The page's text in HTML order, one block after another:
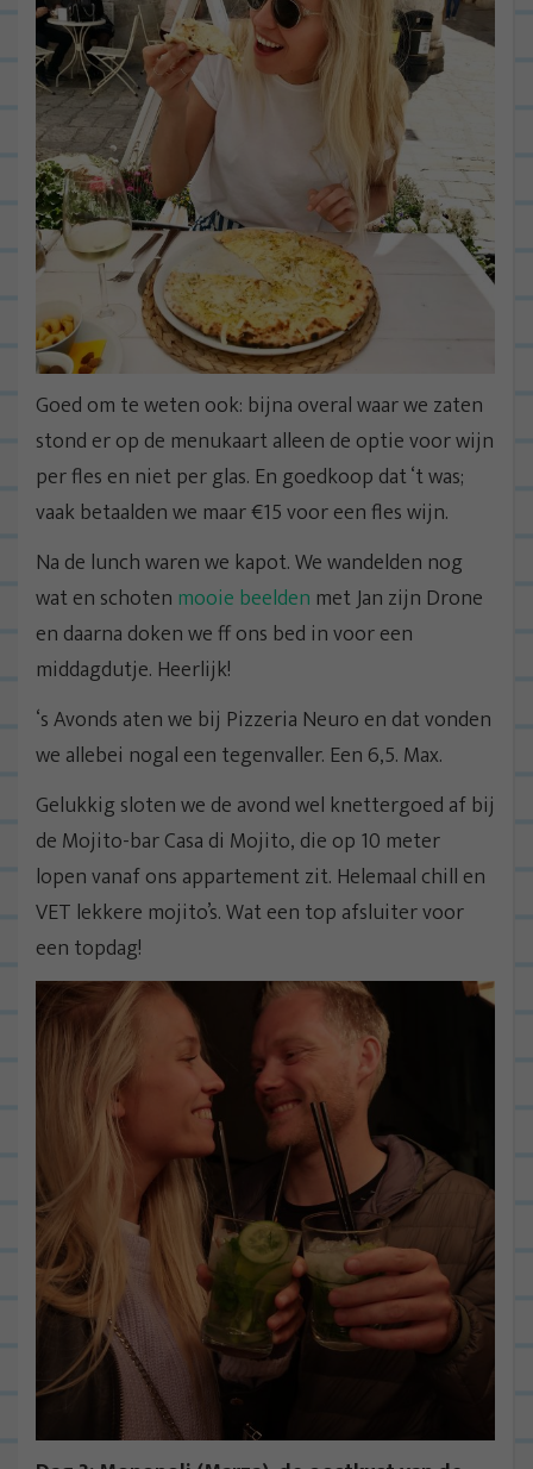
Goed om te weten ook: bijna overal waar we zaten
stond er op de menukaart alleen de optie voor wijn
per fles en niet per glas. En goedkoop dat ‘t was;
vaak betaalden we maar €15 voor een fles wijn.
Na de lunch waren we kapot. We wandelden nog
wat en schoten mooie beelden met Jan zijn Drone
en daarna doken we ff ons bed in voor een
middagdutje. Heerlijk!
‘s Avonds aten we bij Pizzeria Neuro en dat vonden
we allebei nogal een tegenvaller. Een 6,5. Max.
Gelukkig sloten we de avond wel knettergoed af bij
de Mojito-bar Casa di Mojito, die op 10 meter
lopen vanaf ons appartement zit. Helemaal chill en
VET lekkere mojito’s. Wat een top afsluiter voor
een topdag!